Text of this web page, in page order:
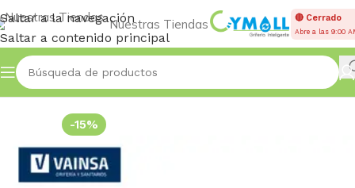
Saltar a la navegación
Saltar a contenido principal
Nuestras Tiendas 🔴 Cerrado
Abre a las 9:00
Inicio Accessories
-15%